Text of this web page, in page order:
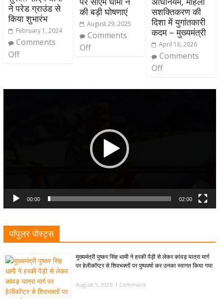
ने परेड ग्राउंड से
किया शुभारंभ
February 1, 2024
Comments
Off
की बड़ी घोषणाएं
August 29, 2025
Comments
Off
सशक्तिकरण की
दिशा में युगांतकारी
कदम – मुख्यमंत्री
April 16, 2026
Comments
Off
00:00 02:00
पॉपुलर पोस्ट्स
मुख्यमंत्री पुष्कर सिंह धामी ने हरकी पैड़ी से लेकर कांवड़ यात्रा मार्ग
पर हेलीकॉप्टर से शिवभक्तों पर पुष्पवर्षा कर उनका स्वागत किया गया
August 5, 2026 1 Comment